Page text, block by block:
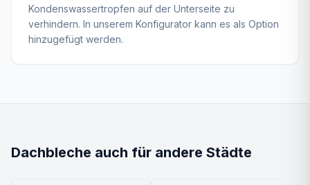
Kondenswassertropfen auf der Unterseite zu
verhindern. In unserem Konfigurator kann es als Option
hinzugefügt werden.
Dachbleche auch für andere Städte